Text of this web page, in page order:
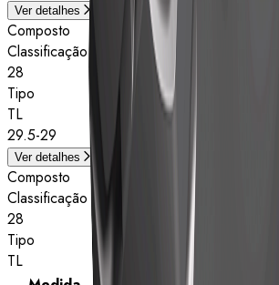
Ver detalhes
Composto
Classificação de estrelas
28
Tipo
TL
29.5-29
Ver detalhes
Composto
Classificação de estrelas
28
Tipo
TL